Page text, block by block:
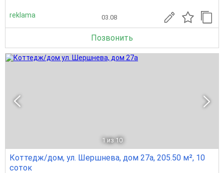
reklama 03.08
Позвонить
1 из 10
Коттедж/дом, ул. Шершнева, дом 27а, 205.50 м², 10
соток